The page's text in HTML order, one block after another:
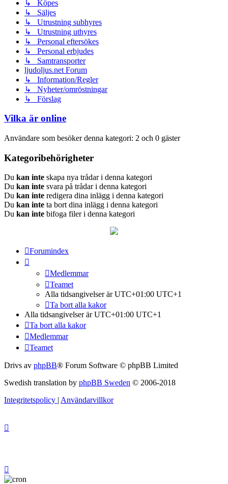
↳ Köpes
↳ Säljes
↳ Utrustning subhyres
↳ Utrustning uthyres
↳ Personal eftersökes
↳ Personal erbjudes
↳ Samtransporter
ljudoljus.net Forum
↳ Information/Regler
↳ Nyheter/omröstningar
↳ Förslag
Vilka är online
Användare som besöker denna kategori: 2 och 0 gäster
Kategoribehörigheter
Du kan inte skapa nya trådar i denna kategori
Du kan inte svara på trådar i denna kategori
Du kan inte redigera dina inlägg i denna kategori
Du kan inte ta bort dina inlägg i denna kategori
Du kan inte bifoga filer i denna kategori
Forumindex
Medlemmar
Teamet
Alla tidsangivelser är UTC+01:00 UTC+1
Ta bort alla kakor
Alla tidsangivelser är UTC+01:00 UTC+1
Ta bort alla kakor
Medlemmar
Teamet
Drivs av phpBB® Forum Software © phpBB Limited
Swedish translation by phpBB Sweden © 2006-2018
Integritetspolicy Användarvillkor